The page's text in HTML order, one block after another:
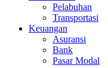
Pelabuhan
Transportasi
Keuangan
Asuransi
Bank
Pasar Modal